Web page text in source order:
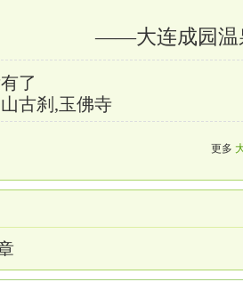
——大连成园温
了
古刹,玉佛寺
更多